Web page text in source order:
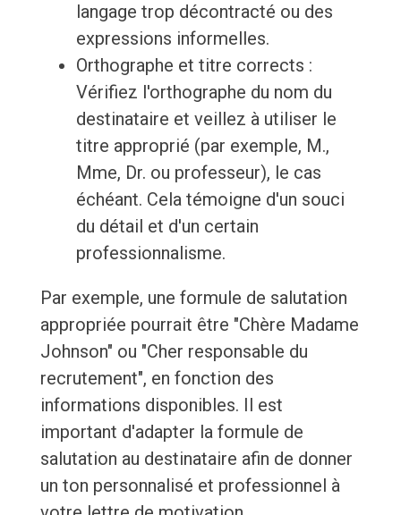
langage trop décontracté ou des
expressions informelles.
Orthographe et titre corrects :
Vérifiez l'orthographe du nom du
destinataire et veillez à utiliser le
titre approprié (par exemple, M.,
Mme, Dr. ou professeur), le cas
échéant. Cela témoigne d'un souci
du détail et d'un certain
professionnalisme.
Par exemple, une formule de salutation
appropriée pourrait être "Chère Madame
Johnson" ou "Cher responsable du
recrutement", en fonction des
informations disponibles. Il est
important d'adapter la formule de
salutation au destinataire afin de donner
un ton personnalisé et professionnel à